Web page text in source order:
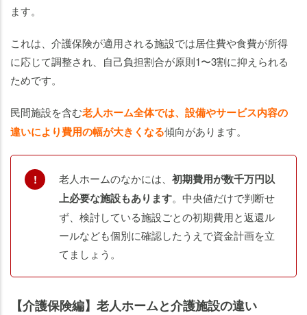
ます。
これは、介護保険が適用される施設では居住費や食費が所得
に応じて調整され、自己負担割合が原則1〜3割に抑えられる
ためです。
民間施設を含む老人ホーム全体では、設備やサービス内容の
違いにより費用の幅が大きくなる傾向があります。
老人ホームのなかには、 初期費用が数千万円以
上必要な施設もあります。中央値だけで判断せ
ず、検討している施設ごとの初期費用と返還ル
ールなども個別に確認したうえで資金計画を立
てましょう。
【介護保険編】老人ホームと介護施設の違い